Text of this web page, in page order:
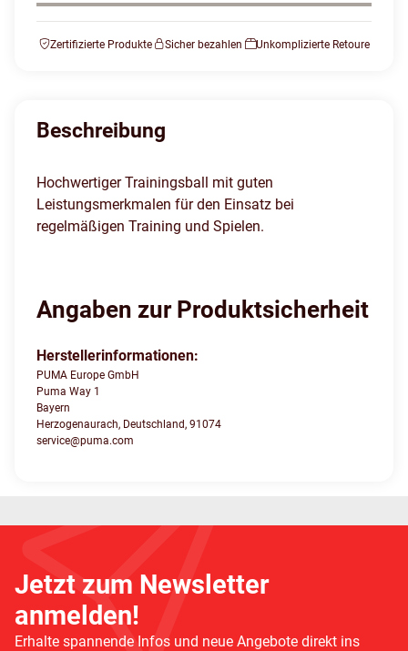
Zertifizierte Produkte Sicher bezahlen Unkomplizierte Retoure
Beschreibung
Hochwertiger Trainingsball mit guten
Leistungsmerkmalen für den Einsatz bei
regelmäßigen Training und Spielen.
Angaben zur Produktsicherheit
Herstellerinformationen:
PUMA Europe GmbH
Puma Way 1
Bayern
Herzogenaurach, Deutschland, 91074
service@puma.com
Jetzt zum Newsletter
anmelden!
Erhalte spannende Infos und neue Angebote direkt ins